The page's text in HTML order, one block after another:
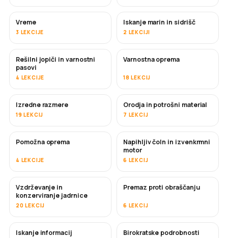
Vreme
3 LEKCIJE
Iskanje marin in sidrišč
2 LEKCIJI
Rešilni jopiči in varnostni
pasovi
4 LEKCIJE
Varnostna oprema
18 LEKCIJ
Izredne razmere
19 LEKCIJ
Orodja in potrošni material
7 LEKCIJ
Pomožna oprema
4 LEKCIJE
Napihljiv čoln in izvenkrmni
motor
6 LEKCIJ
Vzdrževanje in
konzerviranje jadrnice
20 LEKCIJ
KMALU
Premaz proti obraščanju
6 LEKCIJ
Iskanje informacij Birokratske podrobnosti